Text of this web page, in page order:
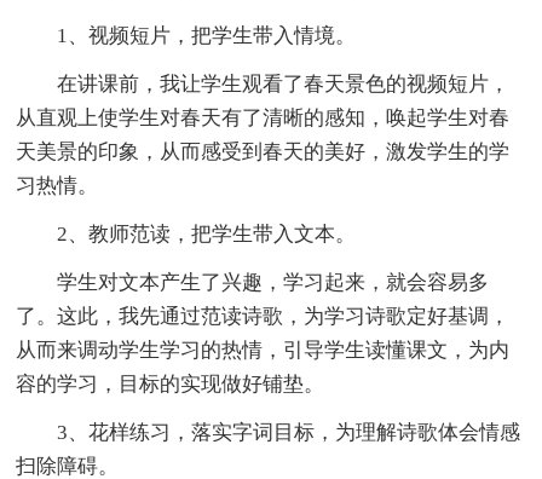
1、视频短片，把学生带入情境。
在讲课前，我让学生观看了春天景色的视频短片，
从直观上使学生对春天有了清晰的感知，唤起学生对春
天美景的印象，从而感受到春天的美好，激发学生的学
习热情。
2、教师范读，把学生带入文本。
学生对文本产生了兴趣，学习起来，就会容易多
了。这此，我先通过范读诗歌，为学习诗歌定好基调，
从而来调动学生学习的热情，引导学生读懂课文，为内
容的学习，目标的实现做好铺垫。
3、花样练习，落实字词目标，为理解诗歌体会情感
扫除障碍。